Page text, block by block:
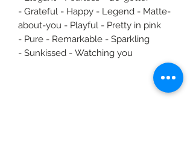
- Grateful - Happy - Legend - Matte-
about-you - Playful - Pretty in pink
- Pure - Remarkable - Sparkling
- Sunkissed - Watching you